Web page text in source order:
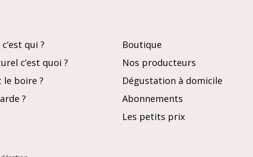
qui ?
c’est quoi ?
le boire ?
?
Boutique
Nos producteurs
Dégustation à domicile
Abonnements
Les petits prix